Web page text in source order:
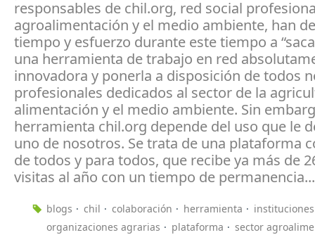
responsables de chil.org, red social
agroalimentación y el medio ambiente, han
tiempo y esfuerzo durante este tiempo a
una herramienta de trabajo en red
innovadora y ponerla a disposición de todos
profesionales dedicados al sector de la
alimentación y el medio ambiente. Sin
herramienta chil.org depende del uso que le
uno de nosotros. Se trata de una plataforma
de todos y para todos, que recibe ya más de
visitas al año con un tiempo de permanencia...
blogs chil colaboración herramienta
instituciones
organizaciones agrarias
plataforma sector